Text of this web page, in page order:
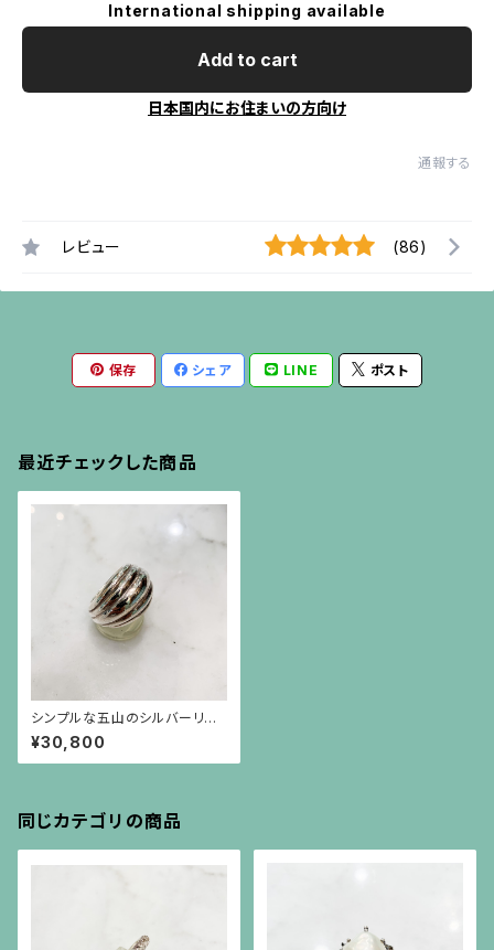
International shipping available
Add to cart
日本国内にお住まいの方向け
通報する
レビュー (86)
保存 シェア LINE ポスト
最近チェックした商品
シンプルな五山のシルバーリン
グ
¥30,800
同じカテゴリの商品